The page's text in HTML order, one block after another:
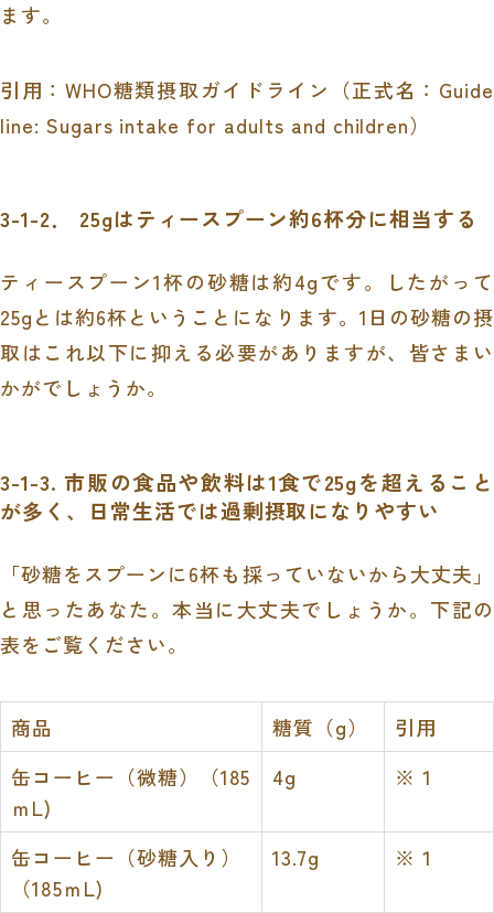
ます。
引用：WHO糖類摂取ガイドライン（正式名：Guide
line: Sugars intake for adults and children）
3-1-2． 25gはティースプーン約6杯分に相当する
ティースプーン1杯の砂糖は約4gです。したがって
25gとは約6杯ということになります。1日の砂糖の摂
取はこれ以下に抑える必要がありますが、皆さまい
かがでしょうか。
3-1-3. 市販の食品や飲料は1食で25gを超えること
が多く、日常生活では過剰摂取になりやすい
「砂糖をスプーンに6杯も採っていないから大丈夫」
と思ったあなた。本当に大丈夫でしょうか。下記の
表をご覧ください。
商品 糖質（g）
引用
缶コーヒー（微糖）（185
ｍL)
4g ※１
缶コーヒー（砂糖入り）
（185ｍL)
13.7g ※１